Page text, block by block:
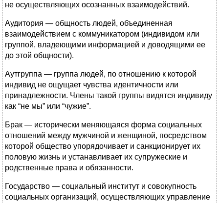
не осуществляющих осознанных взаимодействий.
Аудитория — общность людей, объединенная
взаимодействием с коммуникатором (индивидом или
группой, владеющими информацией и доводящими ее
до этой общности).
Аутгруппа — группа людей, по отношению к которой
индивид не ощущает чувства идентичности или
принадлежности. Члены такой группы видятся индивиду
как “не мы” или “чужие”.
Брак — исторически меняющаяся форма социальных
отношений между мужчиной и женщиной, посредством
которой общество упорядочивает и санкционирует их
половую жизнь и устанавливает их супружеские и
родственные права и обязанности.
Государство — социальный институт и совокупность
социальных организаций, осуществляющих управление